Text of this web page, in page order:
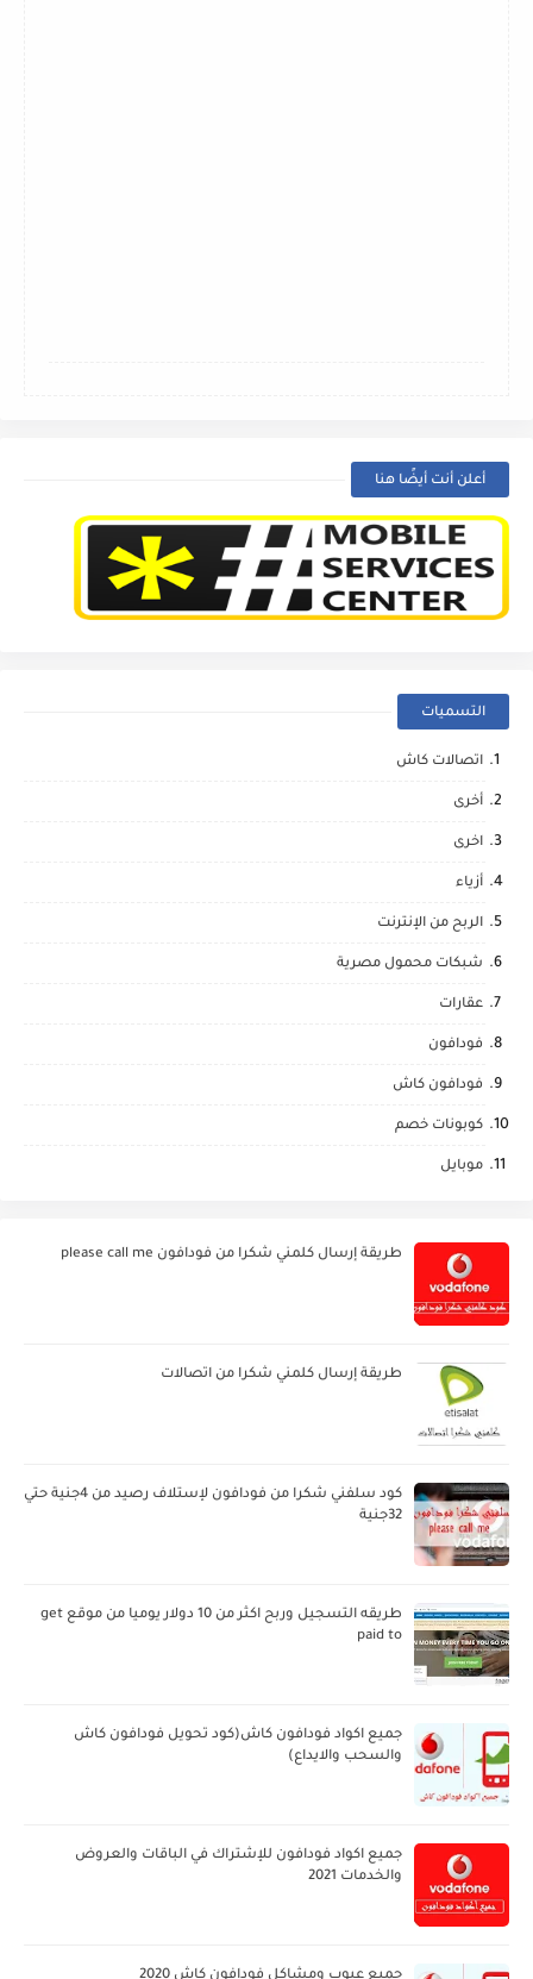
أعلن أنت أيضًا هنا
التسميات
اتصالات كاش
أخرى
اخرى
أزياء
الربح من الإنترنت
شبكات محمول مصرية
عقارات
فودافون
فودافون كاش
كوبونات خصم
موبايل
طريقة إرسال كلمني شكرا من فودافون please call me
طريقة إرسال كلمني شكرا من اتصالات
كود سلفني شكرا من فودافون لإستلاف رصيد من 4جنية حتي
32جنية
طريقه التسجيل وربح اكثر من 10 دولار يوميا من موقع get
paid to
جميع اكواد فودافون كاش(كود تحويل فودافون كاش
والسحب والايداع)
جميع اكواد فودافون للإشتراك في الباقات والعروض
والخدمات 2021